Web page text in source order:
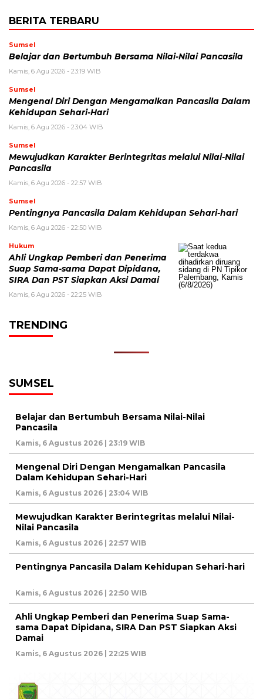
BERITA TERBARU
Sumsel
Belajar dan Bertumbuh Bersama Nilai-Nilai Pancasila
Kamis, 6 Agu 2026 - 23:19 WIB
Sumsel
Mengenal Diri Dengan Mengamalkan Pancasila Dalam
Kehidupan Sehari-Hari
Kamis, 6 Agu 2026 - 23:04 WIB
Sumsel
Mewujudkan Karakter Berintegritas melalui Nilai-Nilai
Pancasila
Kamis, 6 Agu 2026 - 22:57 WIB
Sumsel
Pentingnya Pancasila Dalam Kehidupan Sehari-hari
Kamis, 6 Agu 2026 - 22:50 WIB
Hukum
Ahli Ungkap Pemberi dan Penerima
Suap Sama-sama Dapat Dipidana,
SIRA Dan PST Siapkan Aksi Damai
Kamis, 6 Agu 2026 - 22:25 WIB
TRENDING
SUMSEL
Belajar dan Bertumbuh Bersama Nilai-Nilai
Pancasila
Kamis, 6 Agustus 2026 | 23:19 WIB
Mengenal Diri Dengan Mengamalkan Pancasila
Dalam Kehidupan Sehari-Hari
Kamis, 6 Agustus 2026 | 23:04 WIB
Mewujudkan Karakter Berintegritas melalui Nilai-
Nilai Pancasila
Kamis, 6 Agustus 2026 | 22:57 WIB
Pentingnya Pancasila Dalam Kehidupan Sehari-hari
Kamis, 6 Agustus 2026 | 22:50 WIB
Ahli Ungkap Pemberi dan Penerima Suap Sama-
sama Dapat Dipidana, SIRA Dan PST Siapkan Aksi
Damai
Kamis, 6 Agustus 2026 | 22:25 WIB